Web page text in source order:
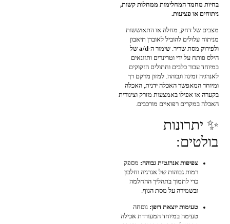
בחיות מחמד המחלימות ממחלות קשות,
ניתוחים או פציעות.
מצבים של דחק, מחלה או התאוששות
מניתוח עלולים להוביל לאובדן תיאבון
ולפירוק מסת שריר. שימור ה-a/d של
הילס פותח על ידי וטרינרים ותזונאים
במיוחד עבור כלבים וחתולים הזקוקים
לאנרגיה זמינה וגבוהה. למזון מרקם רך
ומיוחד המאפשר האכלה ידנית, האכלה
בקערה או אפילו באמצעות מזרק וצינורית
האכלה במקרים רפואיים מורכבים.
✨ יתרונות
בולטים:
צפיפות אנרגטית גבוהה: מספק
רמות גבוהות של אנרגיה וחלבון
כדי לתמוך בתהליך ההחלמה
ובשמירה על מסת הגוף.
טעימות יוצאת דופן: נוסחה
טעימה במיוחד המעודדת אכילה